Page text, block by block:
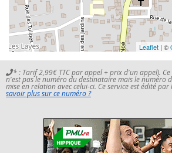
Leaflet | ©
* : Tarif 2,99€ TTC par appel + prix d'un appel).
n'est pas le numéro du destinataire mais le numéro
mise en relation avec celui-ci. Ce service est édité
savoir plus sur ce numéro ?